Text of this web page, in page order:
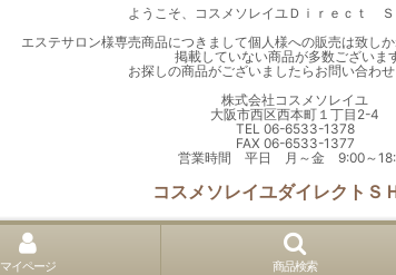
ようこそ、コスメソレイユＤｉｒｅｃｔ Ｓ
エステサロン様専売商品につきまして個人様への販売は致し
掲載していない商品が多数ございま
お探しの商品がございましたらお問い合わせ
株式会社コスメソレイユ
大阪市西区西本町１丁目2-4
TEL 06-6533-1378
FAX 06-6533-1377
営業時間 平日 月～金 9:00～
コスメソレイユダイレクトＳ
マイページ 商品検索